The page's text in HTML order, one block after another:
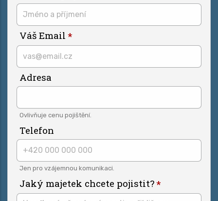
Váš Email
Adresa
Ovlivňuje cenu pojištění.
Telefon
Jen pro vzájemnou komunikaci.
Jaký majetek chcete pojistit?